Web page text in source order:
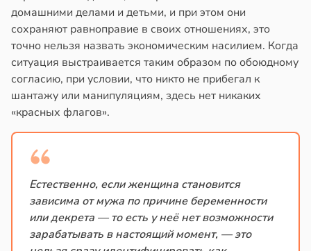
домашними делами и детьми, и при этом они
сохраняют равноправие в своих отношениях, это
точно нельзя назвать экономическим насилием. Когда
ситуация выстраивается таким образом по обоюдному
согласию, при условии, что никто не прибегал к
шантажу или манипуляциям, здесь нет никаких
«красных флагов».
Естественно, если женщина становится
зависима от мужа по причине беременности
или декрета — то есть у неё нет возможности
зарабатывать в настоящий момент, — это